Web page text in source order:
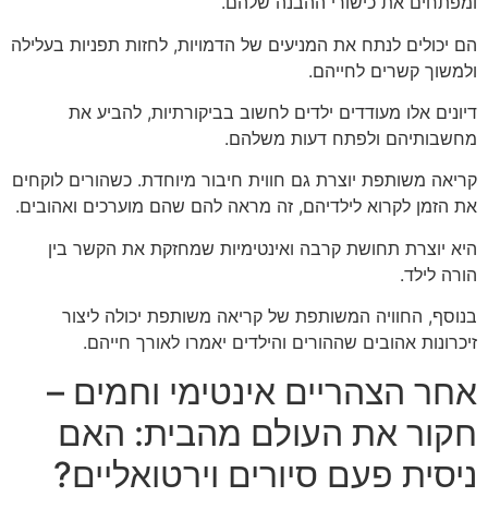
הם יכולים לנתח את המניעים של הדמויות, לחזות תפניות בעלילה
ולמשוך קשרים לחייהם.
דיונים אלו מעודדים ילדים לחשוב בביקורתיות, להביע את
מחשבותיהם ולפתח דעות משלהם.
קריאה משותפת יוצרת גם חווית חיבור מיוחדת. כשהורים לוקחים
את הזמן לקרוא לילדיהם, זה מראה להם שהם מוערכים ואהובים.
היא יוצרת תחושת קרבה ואינטימיות שמחזקת את הקשר בין
הורה לילד.
בנוסף, החוויה המשותפת של קריאה משותפת יכולה ליצור
זיכרונות אהובים שההורים והילדים יאמרו לאורך חייהם.
אחר הצהריים אינטימי וחמים –
חקור את העולם מהבית: האם
ניסית פעם סיורים וירטואליים?